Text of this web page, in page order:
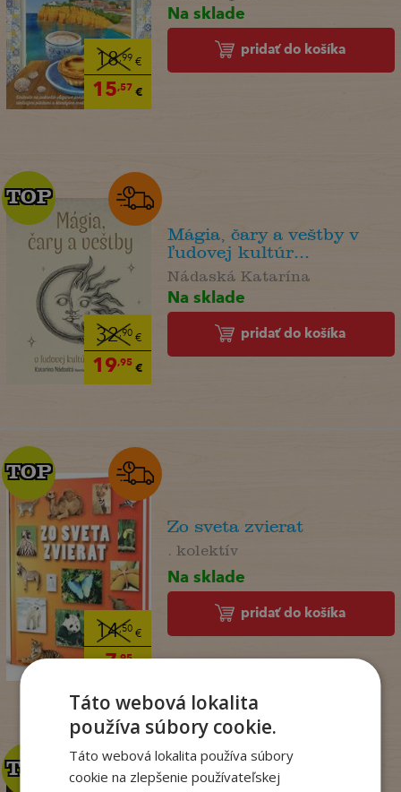
18,99 €
15,57 €
Na sklade
pridať do košíka
32,90€
19,95€
TOP
TOP
Mágia, čary a veštby v
ľudovej kultúr...
Nádaská Katarína
Na sklade
pridať do košíka
14,50€
7,95€
TOP
TOP
Zo sveta zvierat
. kolektív
Na sklade
pridať do košíka
TOP
TOP
Táto webová lokalita
používa súbory cookie.
Táto webová lokalita používa súbory
cookie na zlepšenie používateľskej